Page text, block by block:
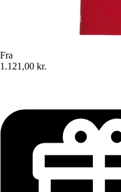
Fra
1.121,00 kr.